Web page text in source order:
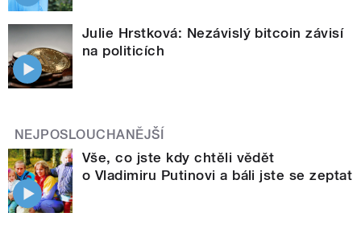
Julie Hrstková: Nezávislý bitcoin závisí
na politicích
NEJPOSLOUCHANĚJŠÍ
Vše, co jste kdy chtěli vědět
o Vladimiru Putinovi a báli jste se zeptat